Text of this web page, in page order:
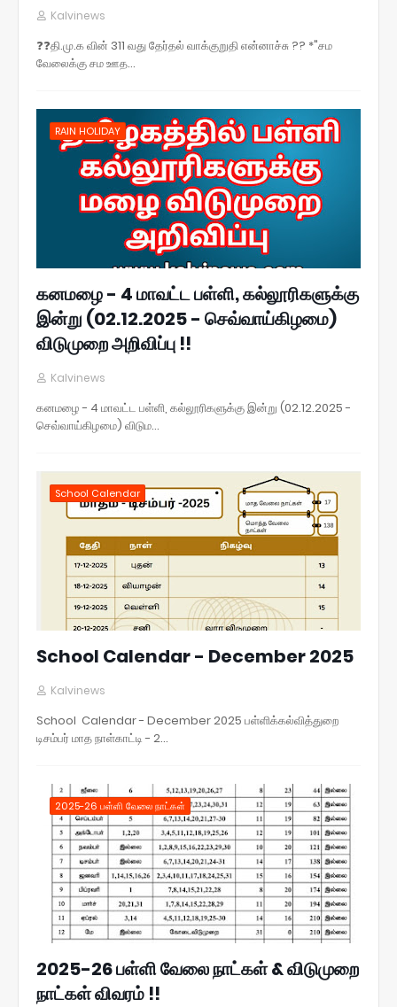
Kalvinews
❓❓தி.மு.க வின் 311 வது தேர்தல் வாக்குறுதி என்னாச்சு ?? *"சம
வேலைக்கு சம ஊத…
RAIN HOLIDAY
கனமழை - 4 மாவட்ட பள்ளி, கல்லூரிகளுக்கு
இன்று (02.12.2025 - செவ்வாய்கிழமை)
விடுமுறை அறிவிப்பு !!
Kalvinews
கனமழை - 4 மாவட்ட பள்ளி, கல்லூரிகளுக்கு இன்று (02.12.2025 -
செவ்வாய்கிழமை) விடும…
School Calendar
School Calendar - December 2025
Kalvinews
School Calendar - December 2025 பள்ளிக்கல்வித்துறை
டிசம்பர் மாத நாள்காட்டி - 2…
2025-26 பள்ளி வேலை நாட்கள்
2025-26 பள்ளி வேலை நாட்கள் & விடுமுறை
நாட்கள் விவரம் !!